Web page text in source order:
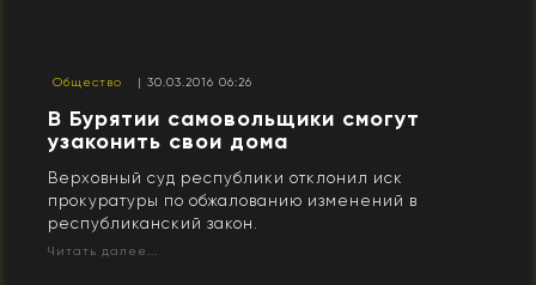
Общество | 30.03.2016 06:26
​В Бурятии самовольщики смогут
узаконить свои дома
Верховный суд республики отклонил иск
прокуратуры по обжалованию изменений в
республиканский закон.
Читать далее...